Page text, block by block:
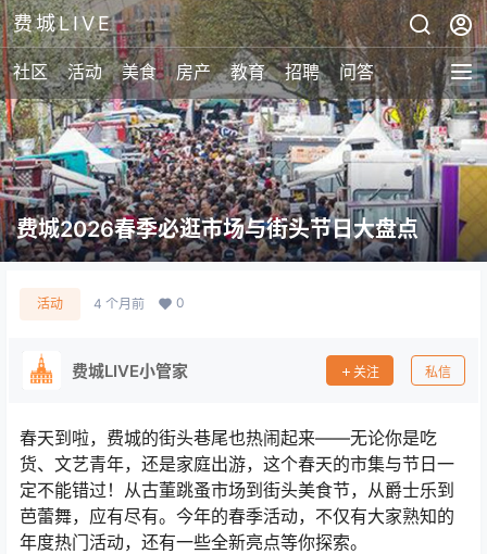
费城LIVE
社区 活动 美食 房产 教育 招聘 问答
费城2026春季必逛市场与街头节日大盘点
活动 4 个月前 0
费城LIVE小管家 关注 私信
春天到啦，费城的街头巷尾也热闹起来——无论你是吃
货、文艺青年，还是家庭出游，这个春天的市集与节日一
定不能错过！从古董跳蚤市场到街头美食节，从爵士乐到
芭蕾舞，应有尽有。今年的春季活动，不仅有大家熟知的
年度热门活动，还有一些全新亮点等你探索。